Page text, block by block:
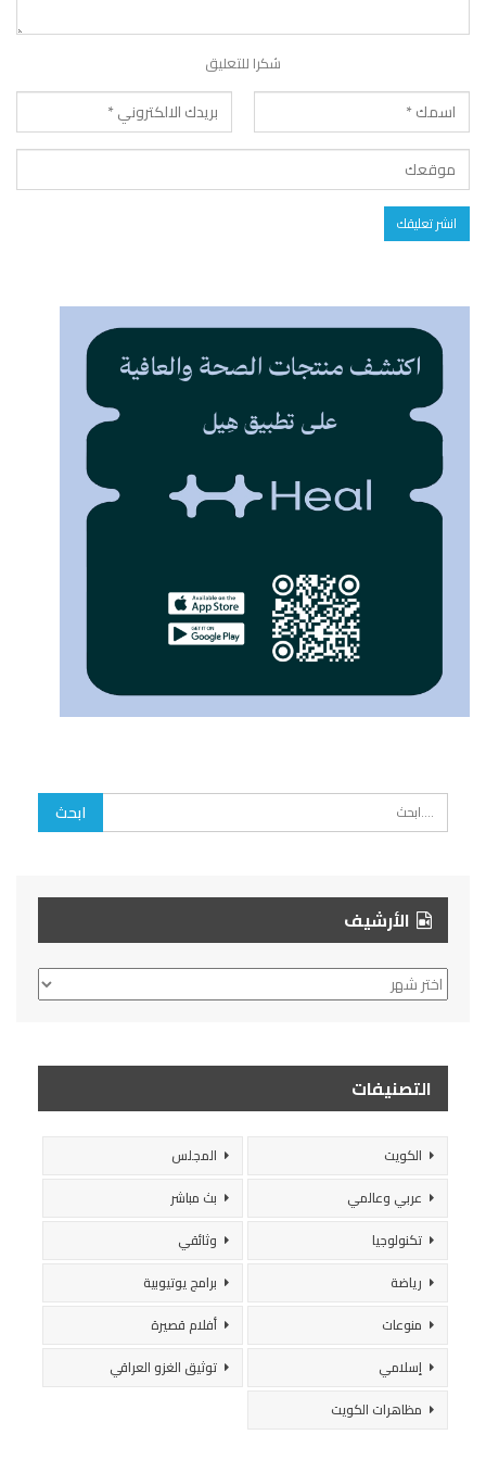
شكرا للتعليق
الأرشيف
الأرشيف
التصنيفات
الكويت
المجلس
عربي وعالمي
بث مباشر
تكنولوجيا
وثائقي
رياضة
برامج يوتيوبية
منوعات
أفلام قصيرة
إسلامي
توثيق الغزو العراقي
مظاهرات الكويت